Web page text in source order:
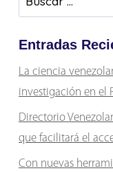
Entradas
La ciencia
investigación en el
Directorio
que facilitará el
Con nuevas